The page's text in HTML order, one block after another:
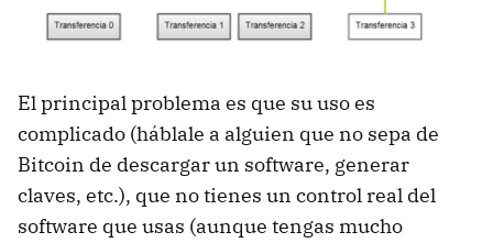
El principal problema es que su uso es
complicado (háblale a alguien que no sepa de
Bitcoin de descargar un software, generar
claves, etc.), que no tienes un control real del
software que usas (aunque tengas mucho